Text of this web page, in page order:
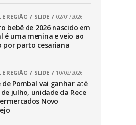
E REGIÃO SLIDE 02/01/2026
bebê de 2026 nascido em
é uma menina e veio ao
por parto cesariana
E REGIÃO SLIDE 10/02/2026
de Pombal vai ganhar até
julho, unidade da Rede
Novo